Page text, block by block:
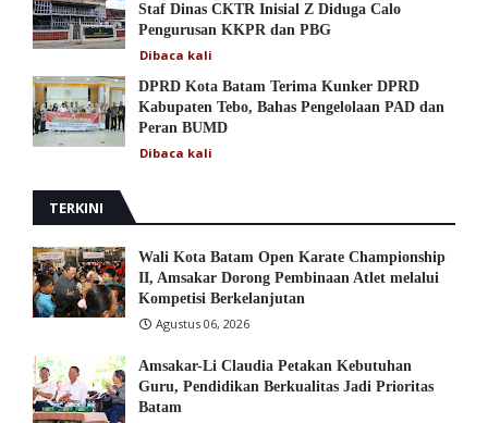
Staf Dinas CKTR Inisial Z Diduga Calo
Pengurusan KKPR dan PBG
Dibaca kali
DPRD Kota Batam Terima Kunker DPRD
Kabupaten Tebo, Bahas Pengelolaan PAD dan
Peran BUMD
Dibaca kali
TERKINI
Wali Kota Batam Open Karate Championship
II, Amsakar Dorong Pembinaan Atlet melalui
Kompetisi Berkelanjutan
Agustus 06, 2026
Amsakar-Li Claudia Petakan Kebutuhan
Guru, Pendidikan Berkualitas Jadi Prioritas
Batam